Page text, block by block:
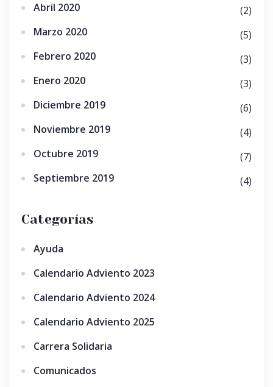
Abril 2020
(2)
Marzo 2020
(5)
Febrero 2020
(3)
Enero 2020
(3)
Diciembre 2019
(6)
Noviembre 2019
(4)
Octubre 2019
(7)
Septiembre 2019
(4)
Categorías
Ayuda
Calendario Adviento 2023
Calendario Adviento 2024
Calendario Adviento 2025
Carrera Solidaria
Comunicados